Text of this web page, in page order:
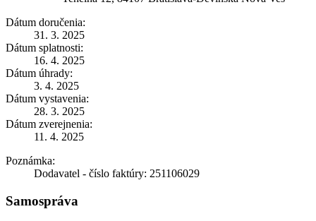
Dátum doručenia:
31. 3. 2025
Dátum splatnosti:
16. 4. 2025
Dátum úhrady:
3. 4. 2025
Dátum vystavenia:
28. 3. 2025
Dátum zverejnenia:
11. 4. 2025
Poznámka:
Dodavatel - číslo faktúry: 251106029
Samospráva